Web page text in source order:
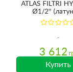
ATLAS FILTRI
Ø1/2''
манометрами +
RLH 90mcr KIT
3 612
Купить